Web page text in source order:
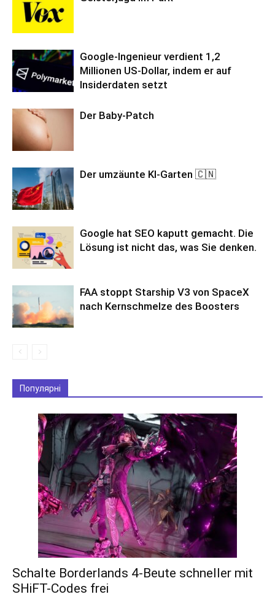
Google-Ingenieur verdient 1,2
Millionen US-Dollar, indem er auf
Insiderdaten setzt
Der Baby-Patch
Der umzäunte KI-Garten 🇨🇳
Google hat SEO kaputt gemacht. Die
Lösung ist nicht das, was Sie denken.
FAA stoppt Starship V3 von SpaceX
nach Kernschmelze des Boosters
Популярні
Schalte Borderlands 4-Beute schneller mit
SHiFT-Codes frei